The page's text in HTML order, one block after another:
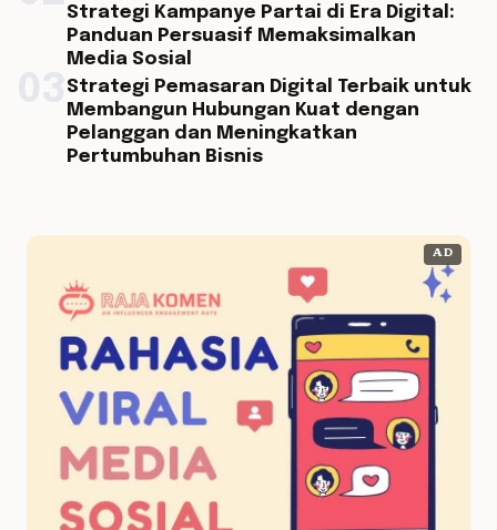
Strategi Kampanye Partai di Era Digital:
Panduan Persuasif Memaksimalkan
Media Sosial
Strategi Pemasaran Digital Terbaik untuk
Membangun Hubungan Kuat dengan
Pelanggan dan Meningkatkan
Pertumbuhan Bisnis
AD